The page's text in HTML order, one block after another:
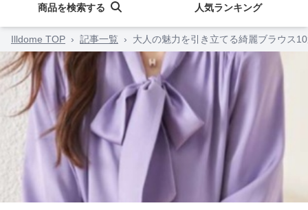
商品を検索する 人気ランキング
Illdome TOP › 記事一覧 › 大人の魅力を引き立てる綺麗ブラウス